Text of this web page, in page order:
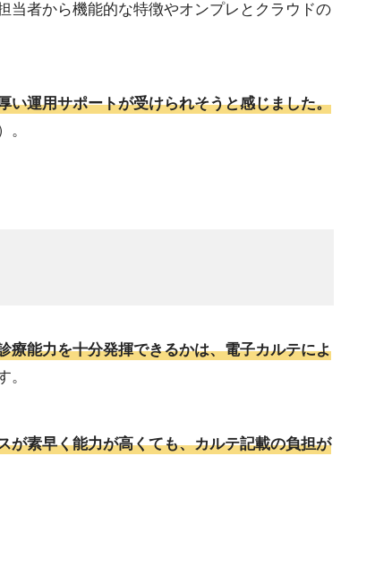
当者から機能的な特徴やオンプレとクラウドの
い運用サポートが受けられそうと感じました。
。
療能力を十分発揮できるかは、電子カルテによ
。
が素早く能力が高くても、カルテ記載の負担が